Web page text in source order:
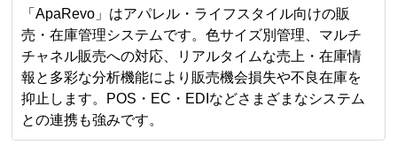
「ApaRevo」はアパレル・ライフスタイル向けの販
売・在庫管理システムです。色サイズ別管理、マルチ
チャネル販売への対応、リアルタイムな売上・在庫情
報と多彩な分析機能により販売機会損失や不良在庫を
抑止します。POS・EC・EDIなどさまざまなシステム
との連携も強みです。